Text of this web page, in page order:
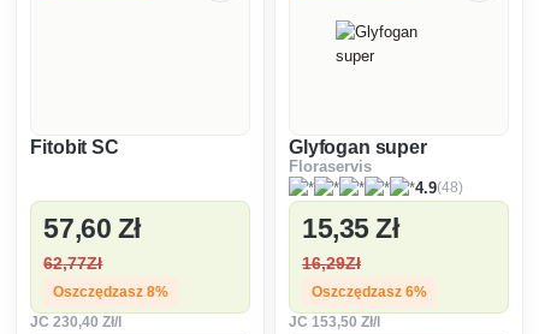
Fitobit SC
57,60 Zł
62,77Zł
Oszczędzasz 8%
JC230,40 Zł/l
Glyfogan super
Floraservis
4.9(48)
15,35 Zł
16,29Zł
Oszczędzasz 6%
JC 153,50 Zł/l